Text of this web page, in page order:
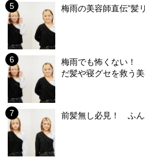
梅雨の美容師直伝”髪
梅雨でも怖くない！
だ髪や寝グセを救う
前髪無し必見！ ふん